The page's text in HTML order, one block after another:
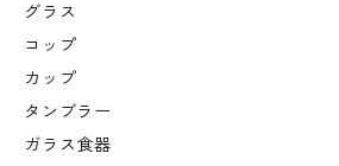
グラス
コップ
カップ
タンブラー
ガラス食器